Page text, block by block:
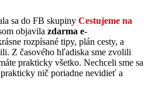
sa do FB skupiny Cestujeme na
objavila zdarma e-
rozpísané tipy, plán cesty, a
Z časového hľadiska sme zvolili
prakticky všetko. Nechceli sme sa
nič poriadne nevidieť a